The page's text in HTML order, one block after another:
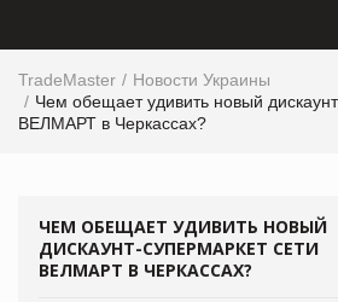
TradeMaster
Новости Украины
Чем обещает удивить новый
ВЕЛМАРТ в Черкассах?
ЧЕМ ОБЕЩАЕТ УДИВИТЬ НОВЫЙ
ДИСКАУНТ-СУПЕРМАРКЕТ СЕТИ
ВЕЛМАРТ В ЧЕРКАССАХ?